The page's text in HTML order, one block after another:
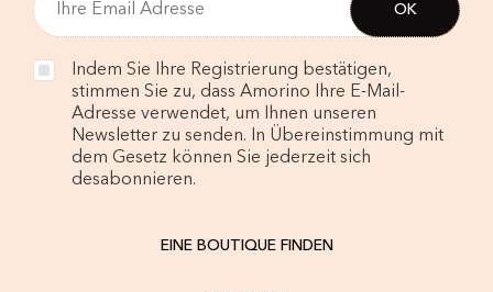
Indem Sie Ihre Registrierung bestätigen,
stimmen Sie zu, dass Amorino Ihre E-Mail-
Adresse verwendet, um Ihnen unseren
Newsletter zu senden. In Übereinstimmung mit
dem Gesetz können Sie jederzeit sich
desabonnieren.
EINE BOUTIQUE FINDEN